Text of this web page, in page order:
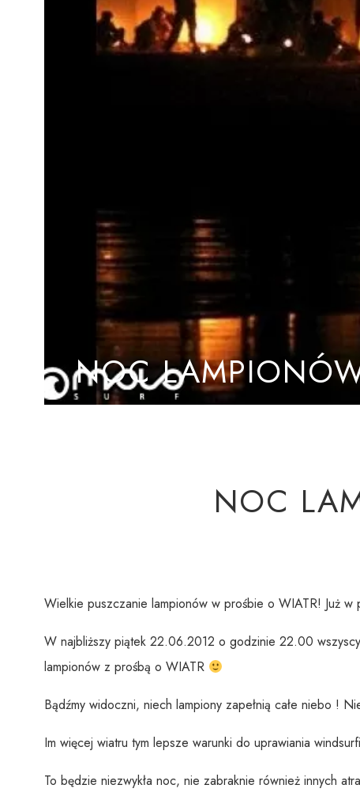
NOC
NOC
Wielkie puszczanie lampionów w prośbie o WIATR! Już
W najbliższy piątek 22.06.2012 o godzinie 22.00
lampionów z prośbą o WIATR
Bądźmy widoczni, niech lampiony zapełnią całe niebo !
Im więcej wiatru tym lepsze warunki do uprawiania
To będzie niezwykła noc, nie zabraknie również innych